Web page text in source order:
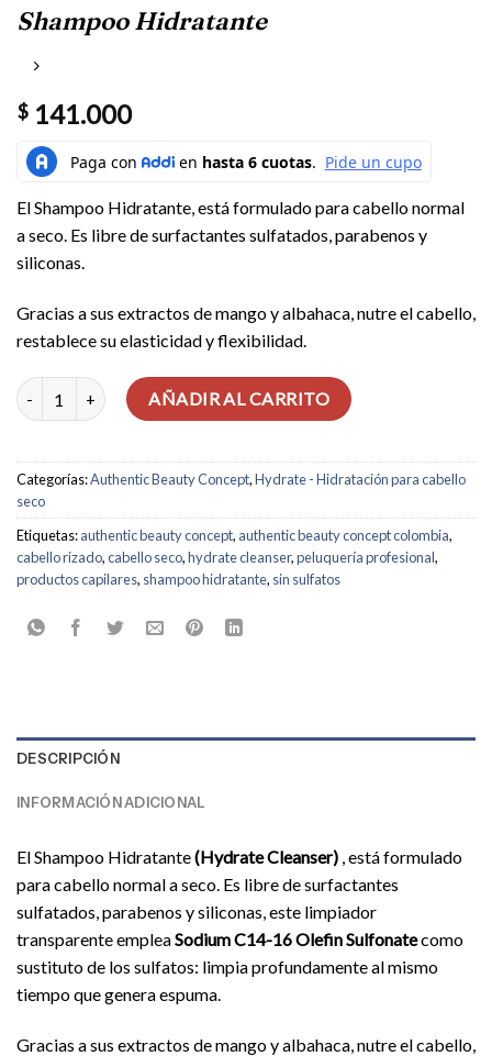
Shampoo Hidratante
$ 141.000
El Shampoo Hidratante, está formulado para cabello normal
a seco. Es libre de surfactantes sulfatados, parabenos y
siliconas.
Gracias a sus extractos de mango y albahaca, nutre el cabello,
restablece su elasticidad y flexibilidad.
Shampoo Hidratante cantidadAÑADIR AL CARRITO
Categorías:Authentic Beauty Concept,Hydrate - Hidratación para cabello
seco
Etiquetas:authentic beauty concept, authentic beauty concept colombia,
cabello rizado,cabello seco,hydrate cleanser,peluquería profesional,
productos capilares, shampoo hidratante, sin sulfatos
DESCRIPCIÓN
INFORMACIÓN ADICIONAL
El Shampoo Hidratante(Hydrate Cleanser) , está formulado
para cabello normal a seco. Es libre de surfactantes
sulfatados, parabenos y siliconas, este limpiador
transparente empleaSodium C14-16 Olefin Sulfonatecomo
sustituto de los sulfatos: limpia profundamente al mismo
tiempo que genera espuma.
Gracias a sus extractos de mango y albahaca, nutre el cabello,